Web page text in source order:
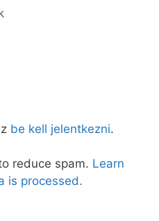
be kell jelentkezni.
reduce spam. Learn
is processed.